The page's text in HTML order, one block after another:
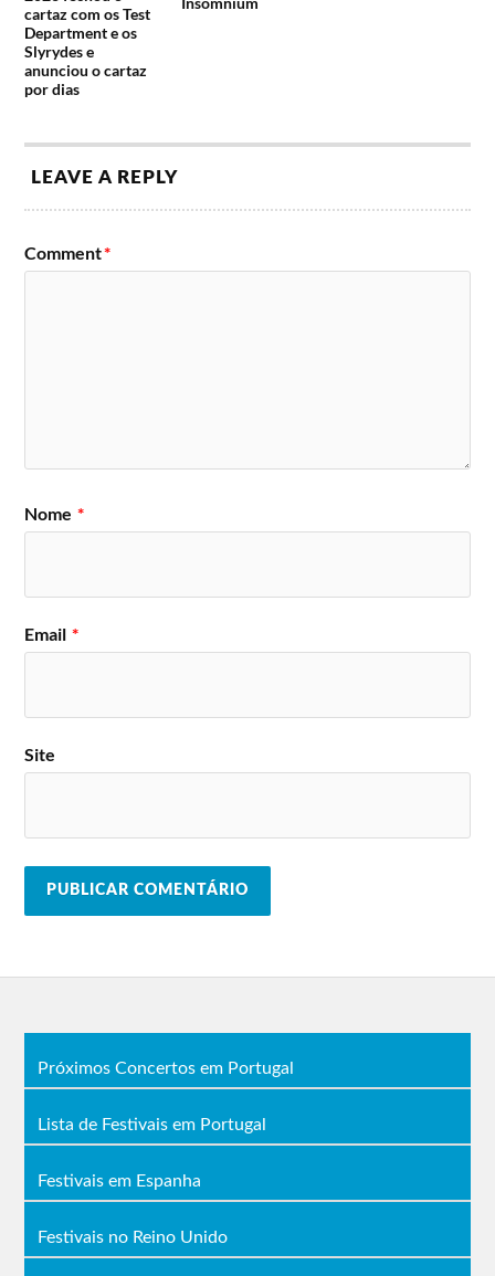
cartaz com os Test
Department e os
Slyrydes e
anunciou o cartaz
por dias
LEAVE A REPLY
Comment*
Nome *
Email *
Site
Próximos Concertos em Portugal
Lista de Festivais em Portugal
Festivais em Espanha
Festivais no Reino Unido